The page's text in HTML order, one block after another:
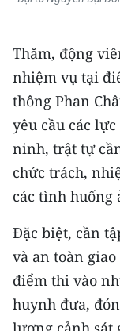
FRANÇAIS
РУССКИЙ
ESPAÑOL
한국어
Thăm, động
nhiệm vụ tại
thông Phan
yêu cầu các
ninh, trật tự
chức trách,
các tình huống
Đặc biệt, cần
và an toàn
điểm thi vào
huynh đưa,